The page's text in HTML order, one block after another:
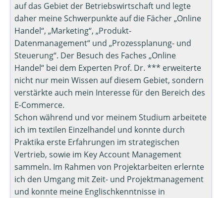
auf das Gebiet der Betriebswirtschaft und legte
daher meine Schwerpunkte auf die Fächer „Online
Handel“, „Marketing“, „Produkt-
Datenmanagement“ und „Prozessplanung- und
Steuerung“. Der Besuch des Faches „Online
Handel“ bei dem Experten Prof. Dr. *** erweiterte
nicht nur mein Wissen auf diesem Gebiet, sondern
verstärkte auch mein Interesse für den Bereich des
E-Commerce.
Schon während und vor meinem Studium arbeitete
ich im textilen Einzelhandel und konnte durch
Praktika erste Erfahrungen im strategischen
Vertrieb, sowie im Key Account Management
sammeln. Im Rahmen von Projektarbeiten erlernte
ich den Umgang mit Zeit- und Projektmanagement
und konnte meine Englischkenntnisse in